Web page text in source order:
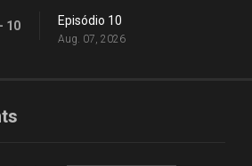
10 Episódio 10
Aug. 07, 2026